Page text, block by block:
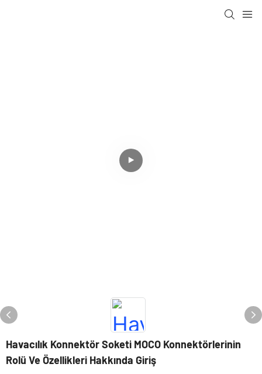
Havacılık Konnektör Soketi MOCO Konnektörlerinin
Rolü Ve Özellikleri Hakkında Giriş